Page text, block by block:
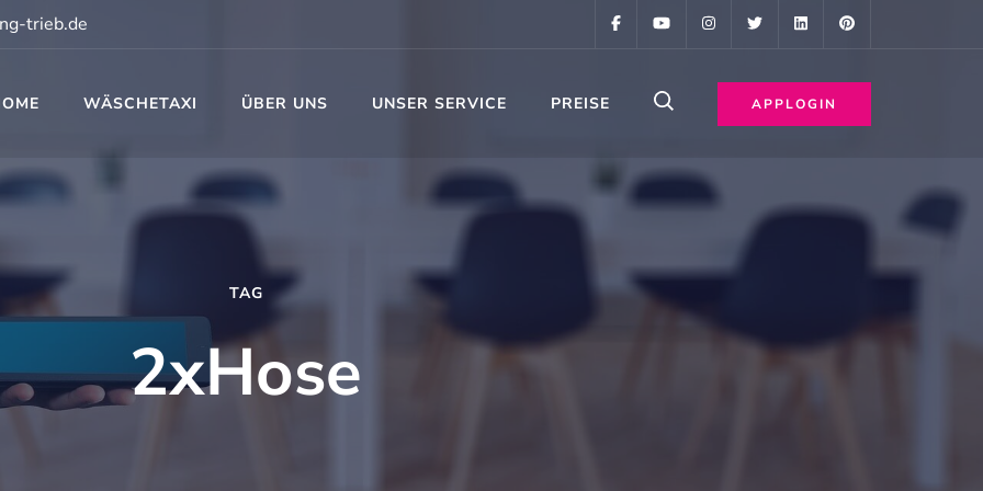
trieb.de
WÄSCHETAXI ÜBER UNS UNSER SERVICE PREISE APPLOGIN
TAG
2xHose